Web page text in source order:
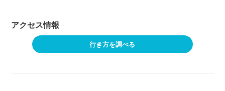
アクセス情報
行き方を調べる